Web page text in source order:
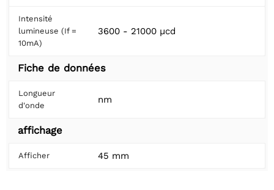
Intensité
lumineuse (If =
10mA)
3600 - 21000 µcd
Fiche de données
Longueur
d'onde
nm
affichage
Afficher 45 mm